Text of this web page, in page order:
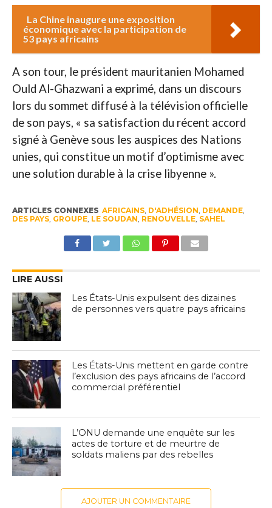
La Chine inaugure une exposition
économique avec la participation de
53 pays africains
A son tour, le président mauritanien Mohamed
Ould Al-Ghazwani a exprimé, dans un discours
lors du sommet diffusé à la télévision officielle
de son pays, « sa satisfaction du récent accord
signé à Genève sous les auspices des Nations
unies, qui constitue un motif d’optimisme avec
une solution durable à la crise libyenne ».
ARTICLES CONNEXES AFRICAINS, D'ADHÉSION DEMANDE,
DES PAYS, GROUPE, LE SOUDAN RENOUVELLE, SAHEL
LIRE AUSSI
Les États-Unis expulsent des dizaines
de personnes vers quatre pays africains
Les États-Unis mettent en garde contre
l’exclusion des pays africains de l’accord
commercial préférentiel
L’ONU demande une enquête sur les
actes de torture et de meurtre de
soldats maliens par des rebelles
AJOUTER UN COMMENTAIRE